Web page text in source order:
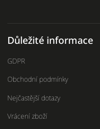
Důležité informace
GDPR
Obchodní podmínky
Nejčastější dotazy
Vrácení zboží